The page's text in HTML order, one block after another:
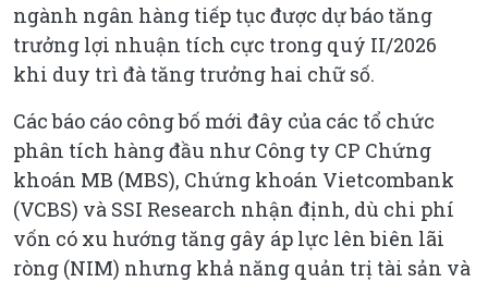
ngành ngân hàng tiếp tục được dự báo tăng
trưởng lợi nhuận tích cực trong quý II/2026
khi duy trì đà tăng trưởng hai chữ số.
Các báo cáo công bố mới đây của các tổ chức
phân tích hàng đầu như Công ty CP Chứng
khoán MB (MBS), Chứng khoán Vietcombank
(VCBS) và SSI Research nhận định, dù chi phí
vốn có xu hướng tăng gây áp lực lên biên lãi
ròng (NIM) nhưng khả năng quản trị tài sản và